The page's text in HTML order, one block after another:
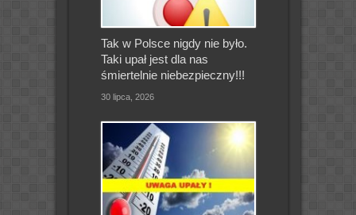
Tak w Polsce nigdy nie było.
Taki upał jest dla nas
śmiertelnie niebezpieczny!!!
30 lipca, 2026